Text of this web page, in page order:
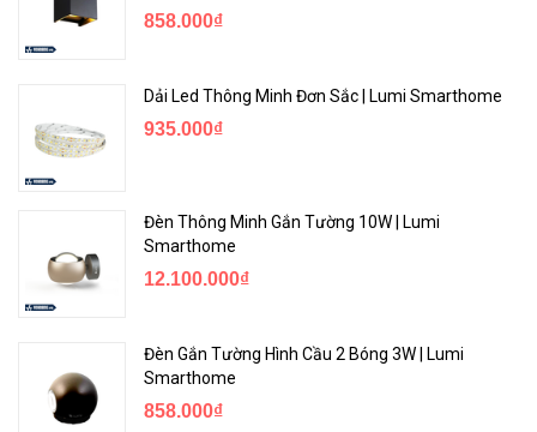
858.000₫
Dải Led Thông Minh Đơn Sắc | Lumi Smarthome
935.000₫
Đèn Thông Minh Gắn Tường 10W | Lumi
Smarthome
12.100.000₫
Đèn Gắn Tường Hình Cầu 2 Bóng 3W | Lumi
Smarthome
858.000₫